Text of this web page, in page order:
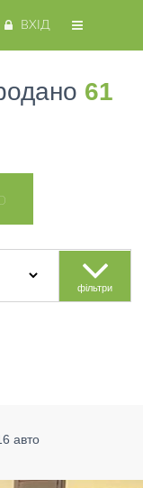
ВХІД
61
фільтри
авто